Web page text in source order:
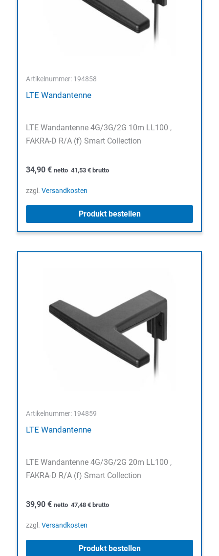
Artikelnummer: 194858
LTE Wandantenne
LTE Wandantenne 4G/3G/2G 10m LL100 ,
FAKRA-D R/A (f) Smart Collection
34,90 € netto 41,53 € brutto
zzgl. Versandkosten
Produkt bestellen
Artikelnummer: 194859
LTE Wandantenne
LTE Wandantenne 4G/3G/2G 20m LL100 ,
FAKRA-D R/A (f) Smart Collection
39,90 € netto 47,48 € brutto
zzgl. Versandkosten
Produkt bestellen